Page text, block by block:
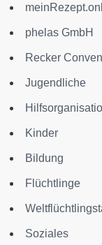
phelas GmbH
Recker
Jugendliche
Kinder
Bildung
Flüchtlinge
Soziales